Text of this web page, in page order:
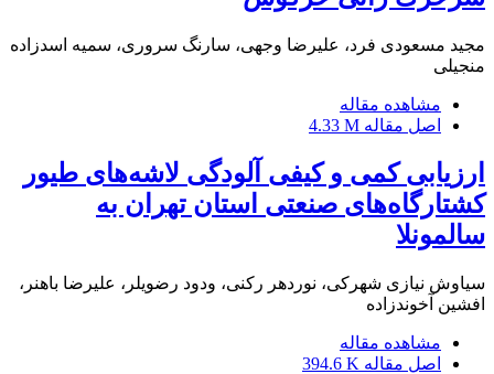
مجید مسعودی فرد، علیرضا وجهی، سارنگ سروری، سمیه اسدزاده
منجیلی
مشاهده مقاله
اصل مقاله 4.33 M
ارزیابی کمی و کیفی آلودگی لاشه‌های طیور
کشتارگاه‌های صنعتی استان تهران به
سالمونلا
سیاوش نیازی شهرکی، نوردهر رکنی، ودود رضویلر، علیرضا باهنر،
افشین آخوندزاده
مشاهده مقاله
اصل مقاله 394.6 K